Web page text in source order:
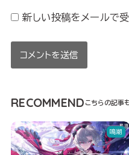
新しい投稿をメールで
RECOMMEND
鳴潮